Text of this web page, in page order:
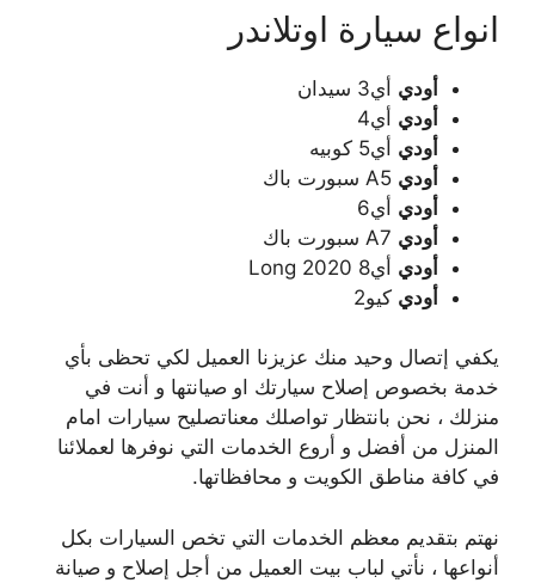
انواع سيارة اوتلاندر
أودي أي3 سيدان
أودي أي4
أودي أي5 كوبيه
أودي
أودي أي6
أودي
أودي أي8 Long 2020
أودي كيو2
يكفي إتصال وحيد منك عزيزنا العميل لكي تحظى بأي
خدمة بخصوص إصلاح سيارتك او صيانتها و أنت في
منزلك ، نحن بانتظار تواصلك معناتصليح سيارات امام
المنزل من أفضل و أروع الخدمات التي نوفرها لعملائنا
في كافة مناطق الكويت و محافظاتها.
نهتم بتقديم معظم الخدمات التي تخص السيارات بكل
أنواعها ، نأتي لباب بيت العميل من أجل إصلاح و صيانة